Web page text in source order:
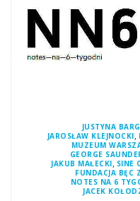
JUSTYNA
JAROSŁAW KLEJNOCKI,
MUZEUM
GEORGE
JAKUB MAŁECKI, SINE
FUNDACJA BĘC
NOTES NA 6
JACEK